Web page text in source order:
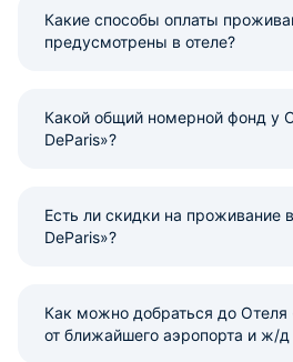
Какие способы оплаты
предусмотрены в отеле?
Какой общий номерной фонд у
DeParis»?
Есть ли скидки на проживание
DeParis»?
Как можно добраться до Отеля
от ближайшего аэропорта и ж/д